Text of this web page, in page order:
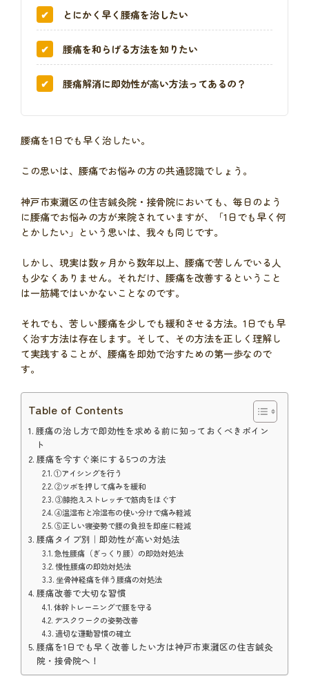
とにかく早く腰痛を治したい
腰痛を和らげる方法を知りたい
腰痛解消に即効性が高い方法ってあるの？
腰痛を1日でも早く治したい。
この思いは、腰痛でお悩みの方の共通認識でしょう。
神戸市東灘区の住吉鍼灸院・接骨院においても、毎日のよう
に腰痛でお悩みの方が来院されていますが、「1日でも早く何
とかしたい」という思いは、我々も同じです。
しかし、現実は数ヶ月から数年以上、腰痛で苦しんでいる人
も少なくありません。それだけ、腰痛を改善するということ
は一筋縄ではいかないことなのです。
それでも、苦しい腰痛を少しでも緩和させる方法。1日でも早
く治す方法は存在します。そして、その方法を正しく理解し
て実践することが、腰痛を即効で治すための第一歩なので
す。
Table of Contents
腰痛の治し方で即効性を求める前に知っておくべきポイン
ト
腰痛を今すぐ楽にする5つの方法
①アイシングを行う
②ツボを押して痛みを緩和
③膝抱えストレッチで筋肉をほぐす
④温湿布と冷湿布の使い分けで痛み軽減
⑤正しい寝姿勢で腰の負担を即座に軽減
腰痛タイプ別｜即効性が高い対処法
急性腰痛（ぎっくり腰）の即効対処法
慢性腰痛の即効対処法
坐骨神経痛を伴う腰痛の対処法
腰痛改善で大切な習慣
体幹トレーニングで腰を守る
デスクワークの姿勢改善
適切な運動習慣の確立
腰痛を1日でも早く改善したい方は神戸市東灘区の住吉鍼灸
院・接骨院へ！